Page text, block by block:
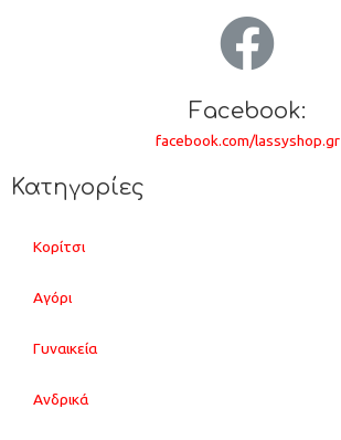
Facebook:
facebook.com/lassyshop.gr
Κατηγορίες
Κορίτσι
Αγόρι
Γυναικεία
Ανδρικά